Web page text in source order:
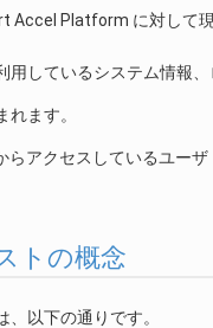
Accel Platform に対して
用しているシステム情報
ます。
らアクセスしているユーザ
トの概念
以下の通りです。